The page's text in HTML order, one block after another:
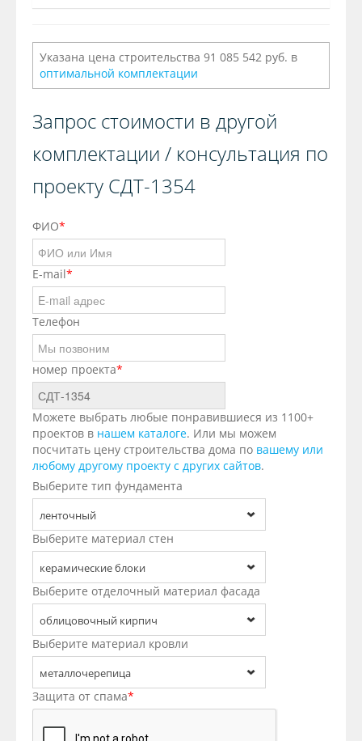
Указана цена строительства 91 085 542 руб. в
оптимальной комплектации
Запрос стоимости в другой
комплектации / консультация по
проекту СДТ-1354
ФИО*
E-mail*
Телефон
номер проекта*
Можете выбрать любые понравившиеся из 1100+
проектов в нашем каталоге. Или мы можем
посчитать цену строительства дома по вашему или
любому другому проекту с других сайтов.
Выберите тип фундамента
ленточный
Выберите материал стен
керамические блоки
Выберите отделочный материал фасада
облицовочный кирпич
Выберите материал кровли
металлочерепица
Защита от спама*